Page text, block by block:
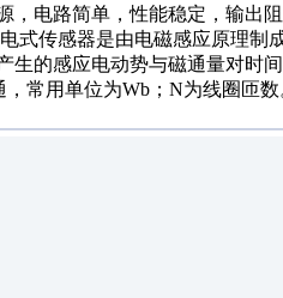
，电路简单，性能稳定，输出
式传感器是由电磁感应原理制
生的感应电动势与磁通量对时
常用单位为Wb；N为线圈匝数